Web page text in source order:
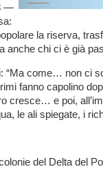
—
la riserva,
anche chi ci è già
“Ma come… non ci
fanno capolino
cresce… e poi,
le ali spiegate, i
del Delta del